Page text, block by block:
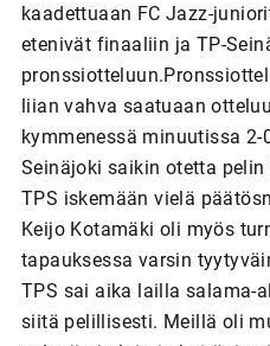
kaadettuaan FC Jazz-
etenivät finaaliin ja TP-
liian vahva saatuaan
kymmenessä minuutissa
Seinäjoki saikin otetta
TPS iskemään vielä
Keijo Kotamäki oli myös
tapauksessa varsin
TPS sai aika lailla salama-
siitä pelillisesti. Meillä oli